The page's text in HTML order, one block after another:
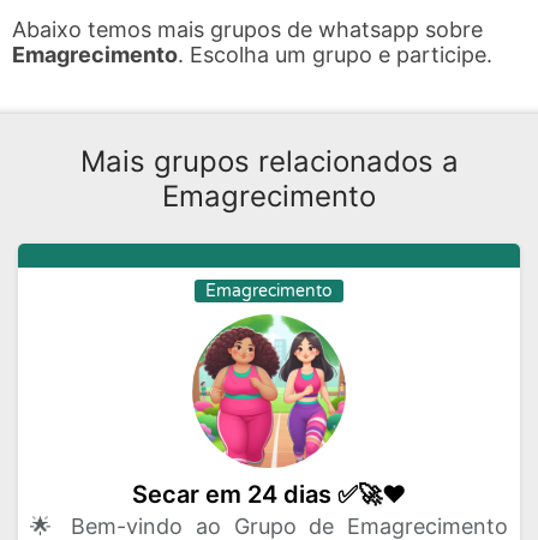
Abaixo temos mais grupos de whatsapp sobre
Emagrecimento. Escolha um grupo e participe.
Mais grupos relacionados a
Emagrecimento
Emagrecimento
Secar em 24 dias ✅️🚀❤️
🌟 Bem-vindo ao Grupo de Emagrecimento